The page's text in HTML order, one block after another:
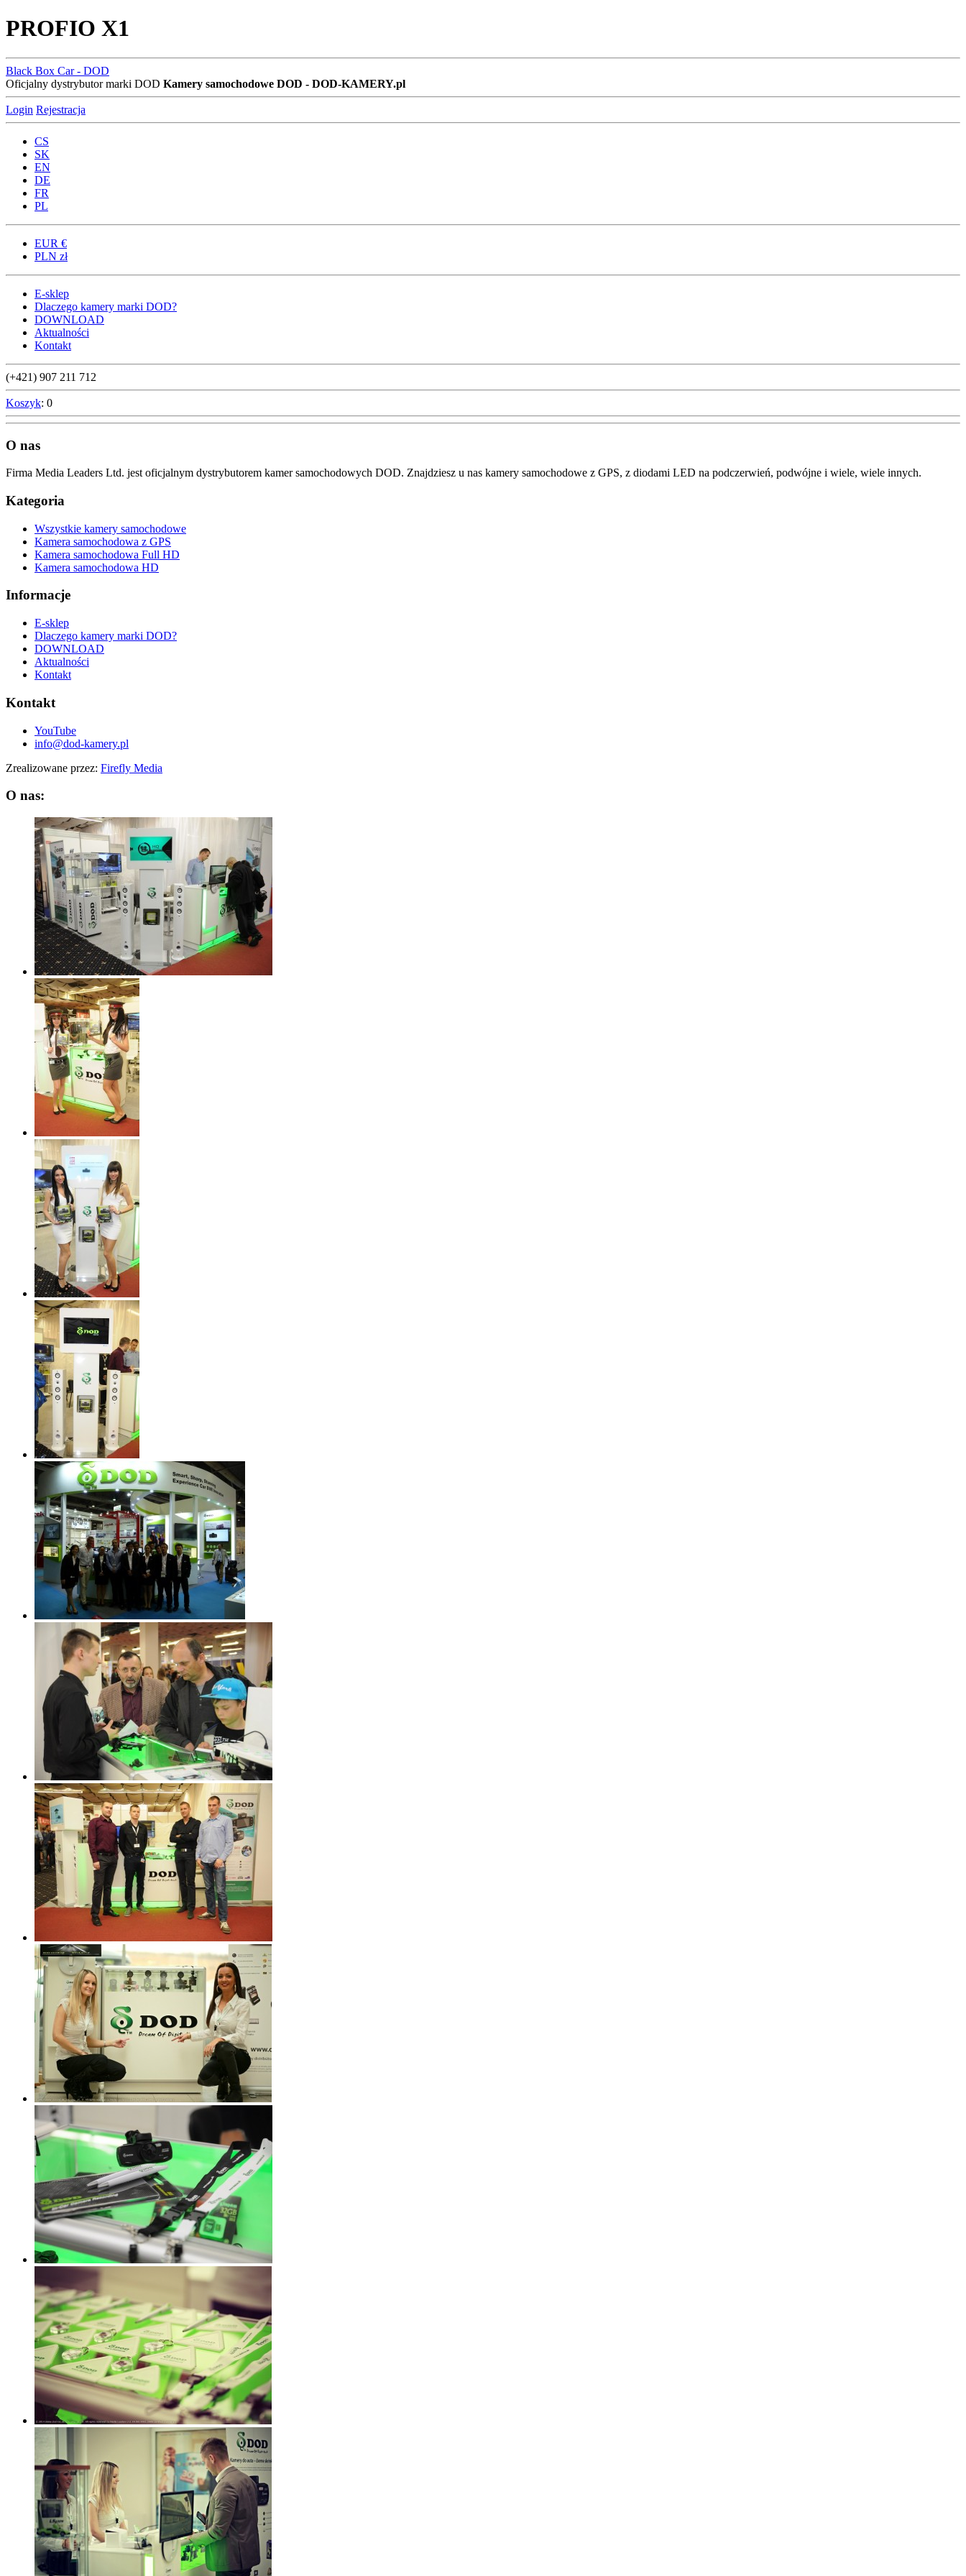
PROFIO X1
Black Box Car - DOD
Oficjalny dystrybutor marki DOD Kamery samochodowe DOD - DOD-KAMERY.pl
Login Rejestracja
CS
SK
EN
DE
FR
PL
EUR €
PLN zł
E-sklep
Dlaczego kamery marki DOD?
DOWNLOAD
Aktualności
Kontakt
(+421) 907 211 712
Koszyk: 0
O nas
Firma Media Leaders Ltd. jest oficjalnym dystrybutorem kamer samochodowych DOD. Znajdziesz u nas kamery samochodowe z GPS, z diodami LED na podczerwień, podwójne i wiele, wiele innych.
Kategoria
Wszystkie kamery samochodowe
Kamera samochodowa z GPS
Kamera samochodowa Full HD
Kamera samochodowa HD
Informacje
E-sklep
Dlaczego kamery marki DOD?
DOWNLOAD
Aktualności
Kontakt
Kontakt
YouTube
info@dod-kamery.pl
Zrealizowane przez: Firefly Media
O nas: